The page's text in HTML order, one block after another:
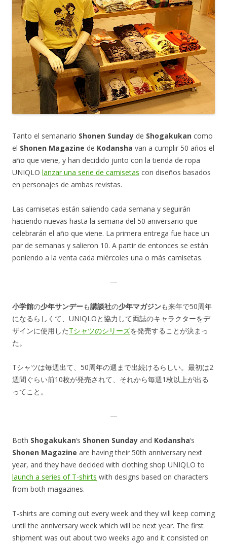
Tanto el semanario Shonen Sunday de Shogakukan como
el Shonen Magazine de Kodansha van a cumplir 50 años el
año que viene, y han decidido junto con la tienda de ropa
UNIQLO lanzar una serie de camisetas con diseños basados
en personajes de ambas revistas.
Las camisetas están saliendo cada semana y seguirán
haciendo nuevas hasta la semana del 50 aniversario que
celebrarán el año que viene. La primera entrega fue hace un
par de semanas y salieron 10. A partir de entonces se están
poniendo a la venta cada miércoles una o más camisetas.
—
小学館の少年サンデーも講談社の少年マガジンも来年で50周年
になるらしくて、UNIQLOと協力して両誌のキャラクターをデ
ザインに使用したTシャツのシリーズを発売することが決まっ
た。
Tシャツは毎週出て、50周年の週まで出続けるらしい。最初は2
週間ぐらい前10枚が発売されて、それから毎週1枚以上が出る
ってこと。
—
Both Shogakukan‘s Shonen Sunday and Kodansha‘s
Shonen Magazine are having their 50th anniversary next
year, and they have decided with clothing shop UNIQLO to
launch a series of T-shirts with designs based on characters
from both magazines.
T-shirts are coming out every week and they will keep coming
until the anniversary week which will be next year. The first
shipment was out about two weeks ago and it consisted on